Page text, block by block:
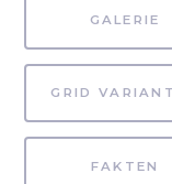
GALERIE
GRID
FAKTEN